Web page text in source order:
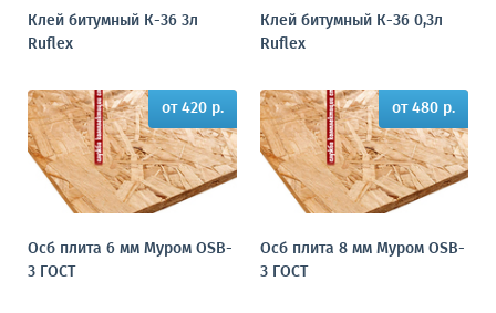
Клей битумный К-36 3л
Ruflex
Клей битумный К-36 0,3л
Ruflex
от 420 р.
Осб плита 6 мм Муром OSB-
3 ГОСТ
от 480 р.
Осб плита 8 мм Муром OSB-
3 ГОСТ